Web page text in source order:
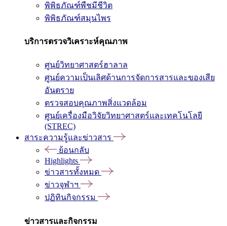
พิพิธภัณฑ์พืชมีชีวิต
พิพิธภัณฑ์สมุนไพร
บริการตรวจวิเคราะห์คุณภาพ
ศูนย์วิทยาศาสตร์ฮาลาล
ศูนย์ความเป็นเลิศด้านการจัดการสารและของเสีย
อันตราย
ตรวจสอบคุณภาพสิ่งแวดล้อม
ศูนย์เครื่องมือวิจัยวิทยาศาสตร์และเทคโนโลยี
(STREC)
สาระความรู้และข่าวสาร
ย้อนกลับ
Highlights
ข่าวสารทั้งหมด
ข่าวจุฬาฯ
ปฏิทินกิจกรรม
ข่าวสารและกิจกรรม